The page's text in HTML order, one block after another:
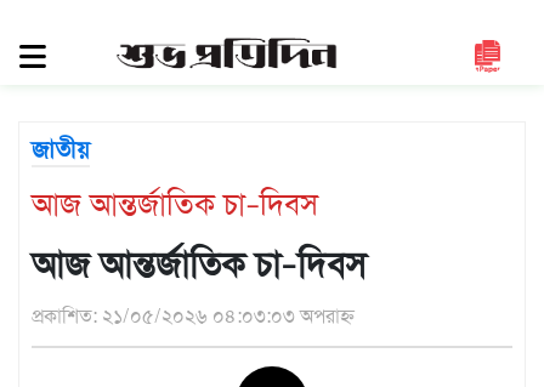
সিলেট
মৌলভীবাজার
জাতীয়
জাতীয়
আজ আন্তর্জাতিক চা–দিবস
আজ আন্তর্জাতিক চা–দিবস
প্রকাশিত: ২১/০৫/২০২৬ ০৪:০৩:০৩ অপরাহ্ন